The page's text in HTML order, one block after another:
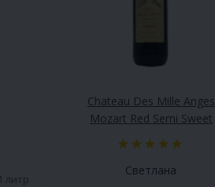
литр
Chateau Des Mille Anges
Mozart Red Semi Sweet
Светлана